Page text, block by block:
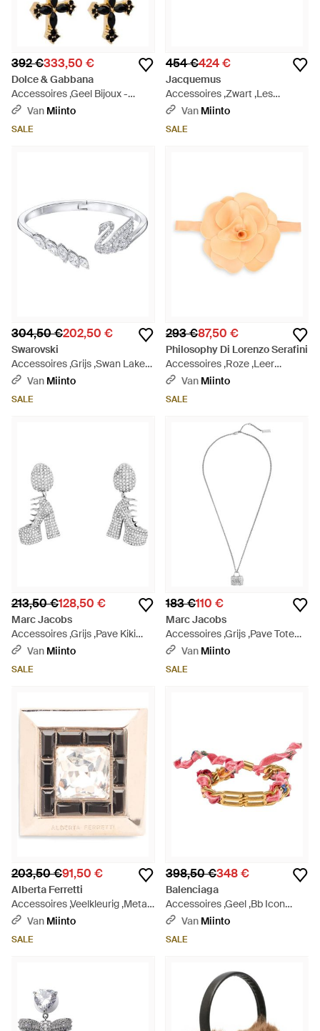
392 €333,50 €
Dolce & Gabbana
Accessoires ,Geel Bijoux -
Metallic
Van Miinto
SALE
454 €424 €
Jacquemus
Accessoires ,Zwart ,Les
Boucles Poisson Oorbellen -
Van Miinto
SALE
304,50 €202,50 €
Swarovski
Accessoires ,Grijs ,Swan Lake
Open Cuff Armband - Metallic
Van Miinto
SALE
293 €87,50 €
Philosophy Di Lorenzo Serafini
Accessoires ,Roze ,Leer
Halsketting Met Bloem -
Van Miinto
SALE
213,50 €128,50 €
Marc Jacobs
Accessoires ,Grijs ,Pave Kiki
Boot Earrings - Metallic
Van Miinto
SALE
183 €110 €
Marc Jacobs
Accessoires ,Grijs ,Pave Tote
Bag Ketting - Metallic
Van Miinto
SALE
203,50 €91,50 €
Alberta Ferretti
Accessoires ,Veelkleurig ,Metal
Ring - Metallic
Van Miinto
SALE
398,50 €348 €
Balenciaga
Accessoires ,Geel ,Bb Icon
Ribbon Bracelet - Roze
Van Miinto
SALE